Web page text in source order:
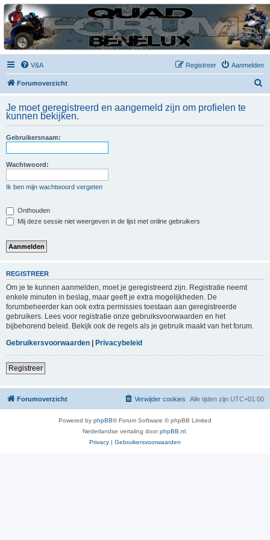
| QFB |
Hét quadforum van de Benelux
V&A Aanmelden
Registreer
Forumoverzicht
k
Je moet geregistreerd en aangemeld zijn om profielen te
kunnen bekijken.
Gebruikersnaam:
Wachtwoord:
Ik ben mijn wachtwoord vergeten
Onthouden
Mij deze sessie niet weergeven in de lijst met online gebruikers
REGISTREER
Om je te kunnen aanmelden, moet je geregistreerd zijn. Registratie neemt
enkele minuten in beslag, maar geeft je extra mogelijkheden. De
forumbeheerder kan ook extra permissies toestaan aan geregistreerde
gebruikers. Lees voor registratie onze gebruiksvoorwaarden en het
bijbehorend beleid. Bekijk ook de regels als je gebruik maakt van het forum.
Gebruikersvoorwaarden | Privacybeleid
Registreer
Forumoverzicht Alle tijden zijn UTC+01:00
Verwijder cookies
Powered by phpBB® Forum Software © phpBB Limited
Nederlandse vertaling doorphpBB.nl
Privacy | Gebruikersvoorwaarden